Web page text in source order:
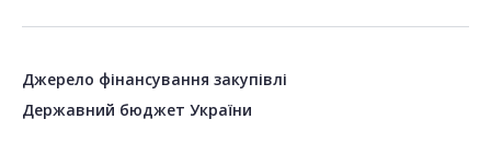
Джерело фінансування закупівлі
Державний бюджет України